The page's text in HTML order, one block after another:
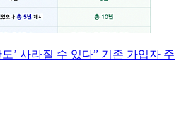
도’ 사라질 수 있다” 기존 가입자 주